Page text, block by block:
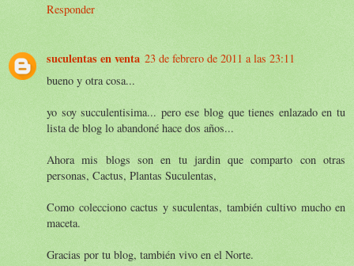
Responder
suculentas en venta 23 de febrero de 2011 a las 23:11
bueno y otra cosa...
yo soy succulentisima... pero ese blog que tienes enlazado en tu
lista de blog lo abandoné hace dos años...
Ahora mis blogs son en tu jardin que comparto con otras
personas, Cactus, Plantas Suculentas,
Como colecciono cactus y suculentas, también cultivo mucho en
maceta.
Gracias por tu blog, también vivo en el Norte.